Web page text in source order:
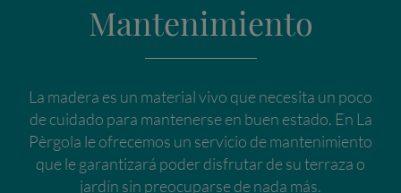
Mantenimiento
La madera es un material vivo que necesita un poco
de cuidado para mantenerse en buen estado. En La
Pèrgola le ofrecemos un servicio de mantenimiento
que le garantizará poder disfrutar de su terraza o
jardín sin preocuparse de nada más.